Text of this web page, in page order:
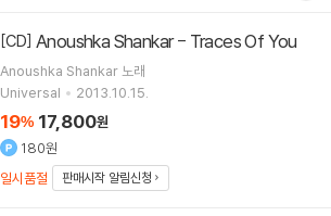
[CD] Anoushka Shankar - Traces Of You
Anoushka Shankar 노래
Universal
2013.10.15.
19% 17,800원
180원
일시품절
판매시작 알림신청